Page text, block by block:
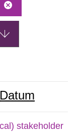
Datum
stakeholder